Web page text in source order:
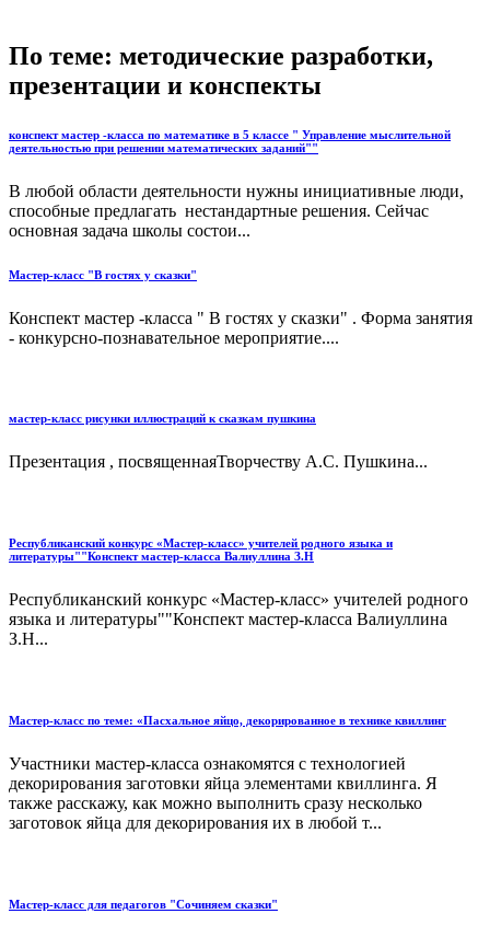
По теме: методические разработки,
презентации и конспекты
конспект мастер -класса по математике в 5 классе " Управление мыслительной
деятельностью при решении математических заданий""
В любой области деятельности нужны инициативные люди,
способные предлагать нестандартные решения. Сейчас
основная задача школы состои...
Мастер-класс "В гостях у сказки"
Конспект мастер -класса " В гостях у сказки" . Форма занятия
- конкурсно-познавательное мероприятие....
мастер-класс рисунки иллюстраций к сказкам пушкина
Презентация , посвященнаяТворчеству А.С. Пушкина...
Республиканский конкурс «Мастер-класс» учителей родного языка и
литературы""Конспект мастер-класса Валиуллина З.Н
Республиканский конкурс «Мастер-класс» учителей родного
языка и литературы""Конспект мастер-класса Валиуллина
З.Н...
Мастер-класс по теме: «Пасхальное яйцо, декорированное в технике квиллинг
Участники мастер-класса ознакомятся с технологией
декорирования заготовки яйца элементами квиллинга. Я
также расскажу, как можно выполнить сразу несколько
заготовок яйца для декорирования их в любой т...
Мастер-класс для педагогов "Сочиняем сказки"